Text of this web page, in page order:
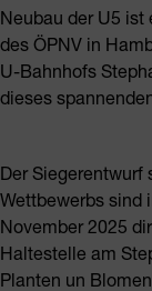
Neubau der U5 ist
des ÖPNV in
U-Bahnhofs
dieses
Der Siegerentwurf
Wettbewerbs sind
November 2025
Haltestelle am
Planten un